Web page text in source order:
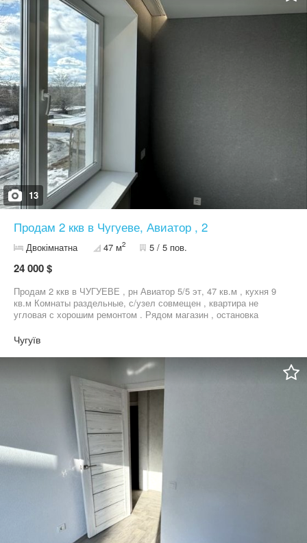
13
Продам 2 ккв в Чугуеве, Авиатор , 2
Двокімнатна 47 м2 5 / 5 пов.
24 000 $
Продам 2 ккв в ЧУГУЕВЕ , рн Авиатор 5/5 эт, 47 кв.м , кухня 9
кв.м Комнаты раздельные, с/узел совмещен , квартира не
угловая с хорошим ремонтом . Рядом магазин , остановка
Чугуїв